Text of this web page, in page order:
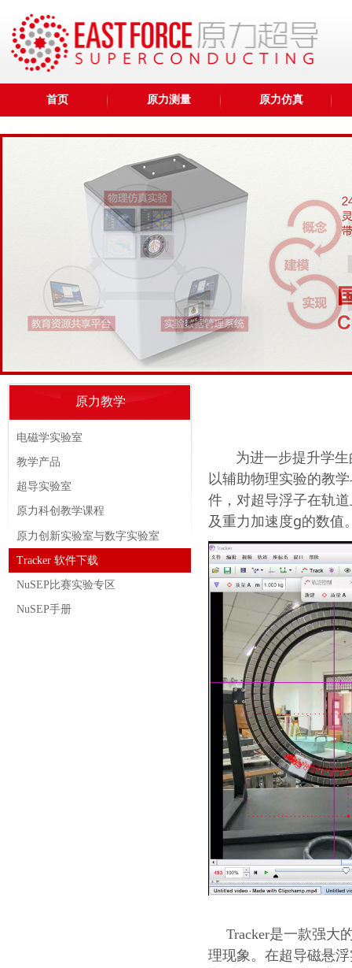
首页 原力测量 原力仿真
为进一步提升学
以辅助物理实验的教
件，对超导浮子在轨
及重力加速度g的数值
Tracker是一款强大
理现象。在超导磁悬
原力教学
电磁学实验室
教学产品
超导实验室
原力科创教学课程
原力创新实验室与数字实验室
Tracker 软件下载
NuSEP比赛实验专区
NuSEP手册